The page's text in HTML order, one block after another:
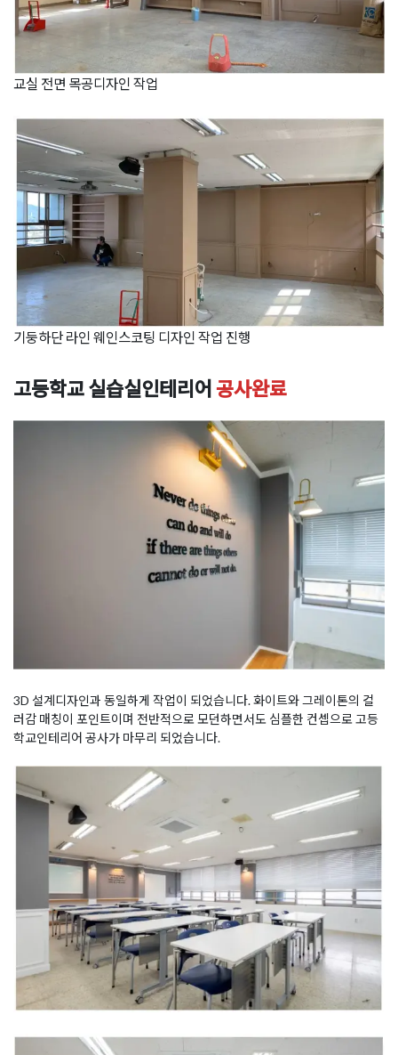
교실 전면 목공디자인 작업
기둥하단 라인 웨인스코팅 디자인 작업 진행
고등학교 실습실인테리어 공사완료
3D 설계디자인과 동일하게 작업이 되었습니다. 화이트와 그레이톤의 컬
러감 매칭이 포인트이며 전반적으로 모던하면서도 심플한 컨셉으로 고등
학교인테리어 공사가 마무리 되었습니다.